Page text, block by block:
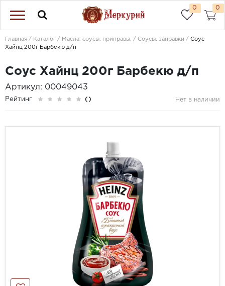
0 0
Главная Каталог Масла, соусы, приправы. Соусы, заправки
Соус
Хайнц 200г Барбекю д/п
Соус Хайнц 200г Барбекю д/п
Артикул: 00049043
Рейтинг () Нет в наличии